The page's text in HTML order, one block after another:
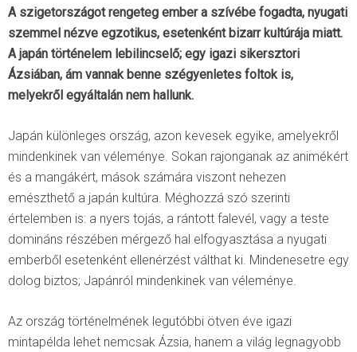
A szigetországot rengeteg ember a szívébe fogadta, nyugati
szemmel nézve egzotikus, esetenként bizarr kultúrája miatt.
A japán történelem lebilincselő; egy igazi sikersztori
Ázsiában, ám vannak benne szégyenletes foltok is,
melyekről egyáltalán nem hallunk.
Japán különleges ország, azon kevesek egyike, amelyekről
mindenkinek van véleménye. Sokan rajonganak az animékért
és a mangákért, mások számára viszont nehezen
emészthető a japán kultúra. Méghozzá szó szerinti
értelemben is: a nyers tojás, a rántott falevél, vagy a teste
domináns részében mérgező hal elfogyasztása a nyugati
emberből esetenként ellenérzést válthat ki. Mindenesetre egy
dolog biztos; Japánról mindenkinek van véleménye.
Az ország történelmének legutóbbi ötven éve igazi
mintapélda lehet nemcsak Ázsia, hanem a világ legnagyobb